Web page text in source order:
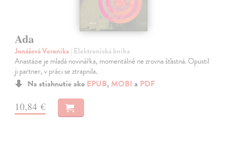
Ada
Jonášová Veronika| Elektronická kniha
Anastázie je mladá novinářka, momentálně ne zrovna šťastná. Opustil
ji partner, v práci se ztrapnila.
Na stiahnutie ako EPUB, MOBI a PDF
10,84 €